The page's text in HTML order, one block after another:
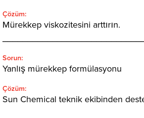
Çözüm:
Mürekkep viskozitesini arttırın.
Sorun:
Yanlış mürekkep formülasyonu
Çözüm:
Sun Chemical teknik ekibinden